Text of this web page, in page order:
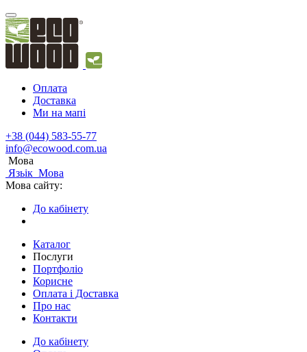
Оплата
Доставка
Ми на мапі
+38 (044) 583-55-77
info@ecowood.com.ua
Мова
Язьік Мова
Мова сайту:
До кабінету
Каталог
Послуги
Портфоліо
Корисне
Оплата і Доставка
Про нас
Контакти
До кабінету